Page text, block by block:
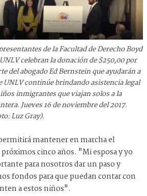
de la Facultad de Derecho Boyd
celebran la donación de $250,00 por
del abogado Ed Bernstein que ayudarán a
UNLV continúe brindando asistencia legal
inmigrantes que viajan solos a la
Jueves 16 de noviembre del 2017.
Luz Gray).
mantener en marcha el
cinco años. "Mi esposa y yo
para nosotros dar un paso y
fondos para que puedan contar con
a estos niños".